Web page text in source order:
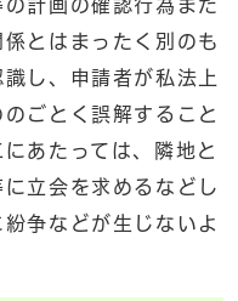
計画の確認行為また
とはまったく別のも
し、申請者が私法上
ごとく誤解すること
あたっては、隣地と
立会を求めるなどし
争などが生じないよ